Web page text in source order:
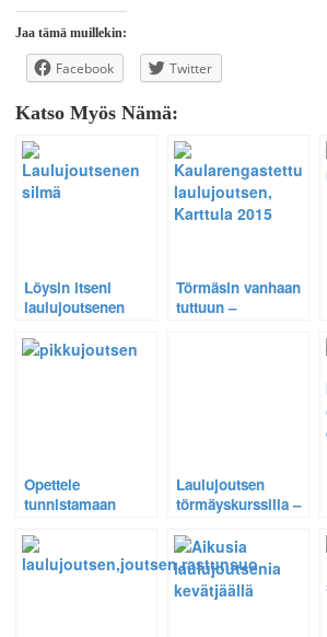
Jaa tämä muillekin:
Facebook Twitter
Katso Myös Nämä:
Löysin itseni
laulujoutsenen
video
Törmäsin vanhaan
tuttuun –
Opettele
tunnistamaan
laulujoutsenesta –
Katso video
Laulujoutsen
törmäyskurssilla –